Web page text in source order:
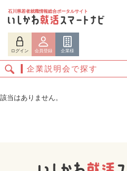
石川県若者就職情報総合ポータルサイト
ログイン 会員登録 企業様
ログイン
企業説明会で探す
該当はありません。